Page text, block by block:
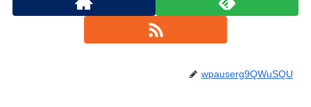
wpauserg9QWuSQU